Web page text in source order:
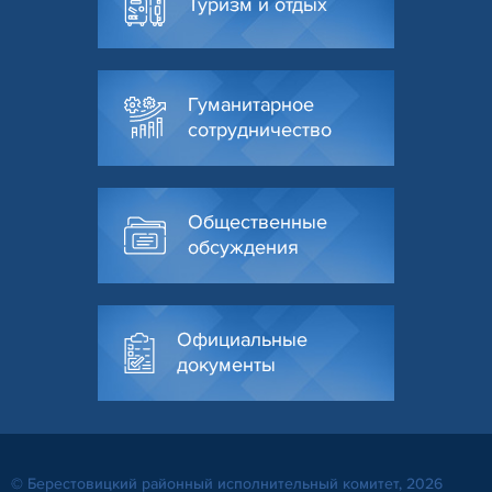
Гуманитарное
сотрудничество
Общественные
обсуждения
Официальные
документы
© Берестовицкий районный исполнительный комитет, 2026